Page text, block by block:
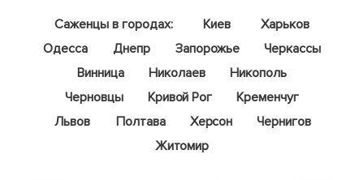
Саженцы в городах: Киев
Харьков
Одесса
Днепр Запорожье
Черкассы
Винница
Николаев
Никополь
Черновцы
Кривой Рог
Кременчуг
Львов
Полтава Херсон
Чернигов
Житомир